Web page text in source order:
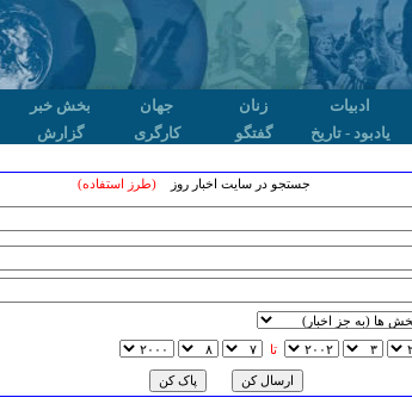
ادبیات زنان جهان بخش خبر
یادبود - تاریخ گفتگو کارگری گزارش
جستجو در سایت اخبار روز(طرز استفاده)
تا